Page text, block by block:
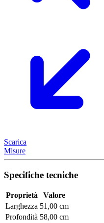
Scarica
Misure
Specifiche tecniche
Proprietà
Valore
Larghezza 51,00 cm
Profondità 58,00 cm